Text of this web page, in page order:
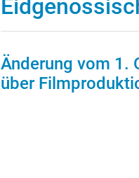
Änderung vom 1.
über